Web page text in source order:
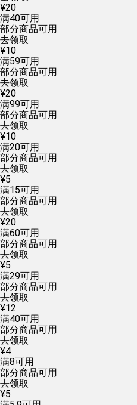
¥20
满40可用
部分商品可用
去领取
¥10
满59可用
部分商品可用
去领取
¥20
满99可用
部分商品可用
去领取
¥10
满20可用
部分商品可用
去领取
¥5
满15可用
部分商品可用
去领取
¥20
满60可用
部分商品可用
去领取
¥5
满29可用
部分商品可用
去领取
¥12
满40可用
部分商品可用
去领取
¥4
满8可用
部分商品可用
去领取
¥5